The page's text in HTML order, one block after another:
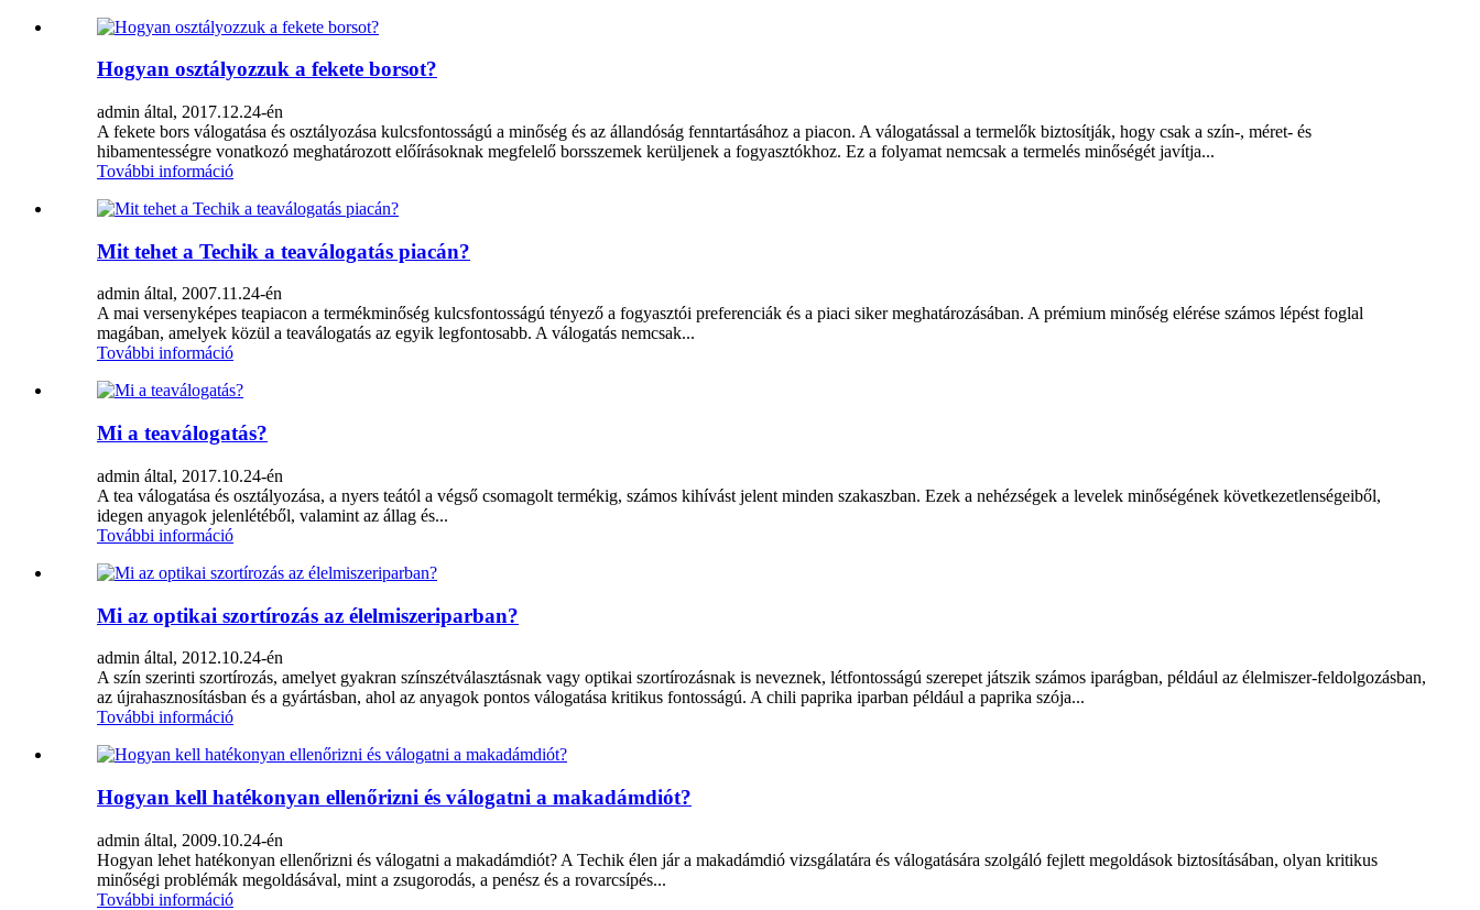
Hogyan osztályozzuk a fekete borsot?
admin által, 2017.12.24-én
A fekete bors válogatása és osztályozása kulcsfontosságú a minőség és az állandóság fenntartásához a piacon. A válogatással a termelők biztosítják, hogy csak a szín-, méret- és
hibamentességre vonatkozó meghatározott előírásoknak megfelelő borsszemek kerüljenek a fogyasztókhoz. Ez a folyamat nemcsak a termelés minőségét javítja...
További információ
Mit tehet a Techik a teaválogatás piacán?
admin által, 2007.11.24-én
A mai versenyképes teapiacon a termékminőség kulcsfontosságú tényező a fogyasztói preferenciák és a piaci siker meghatározásában. A prémium minőség elérése számos lépést foglal
magában, amelyek közül a teaválogatás az egyik legfontosabb. A válogatás nemcsak...
További információ
Mi a teaválogatás?
admin által, 2017.10.24-én
A tea válogatása és osztályozása, a nyers teától a végső csomagolt termékig, számos kihívást jelent minden szakaszban. Ezek a nehézségek a levelek minőségének következetlenségeiből,
idegen anyagok jelenlétéből, valamint az állag és...
További információ
Mi az optikai szortírozás az élelmiszeriparban?
admin által, 2012.10.24-én
A szín szerinti szortírozás, amelyet gyakran színszétválasztásnak vagy optikai szortírozásnak is neveznek, létfontosságú szerepet játszik számos iparágban, például az élelmiszer-feldolgozásban,
az újrahasznosításban és a gyártásban, ahol az anyagok pontos válogatása kritikus fontosságú. A chili paprika iparban például a paprika szója...
További információ
Hogyan kell hatékonyan ellenőrizni és válogatni a makadámdiót?
admin által, 2009.10.24-én
Hogyan lehet hatékonyan ellenőrizni és válogatni a makadámdiót? A Techik élen jár a makadámdió vizsgálatára és válogatására szolgáló fejlett megoldások biztosításában, olyan kritikus
minőségi problémák megoldásával, mint a zsugorodás, a penész és a rovarcsípés...
További információ